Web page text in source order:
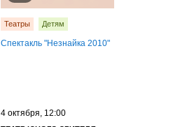
Театры Детям
Спектакль "Незнайка 2010"
4 октября, 12:00